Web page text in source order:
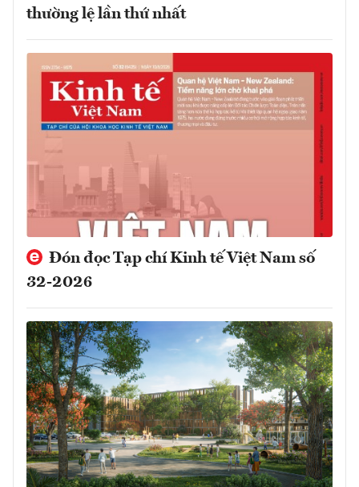
thường lệ lần thứ nhất
Đón đọc Tạp chí Kinh tế Việt Nam số
32-2026